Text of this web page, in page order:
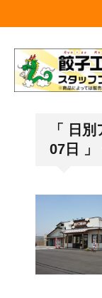
「 日
07日 」